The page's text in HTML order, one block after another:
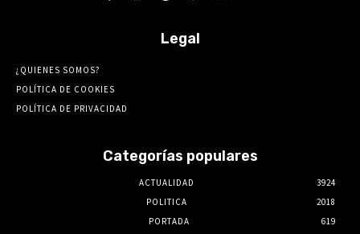
Legal
¿QUIENES SOMOS?
POLÍTICA DE COOKIES
POLÍTICA DE PRIVACIDAD
Categorías populares
ACTUALIDAD
3924
POLITICA
2018
PORTADA
619